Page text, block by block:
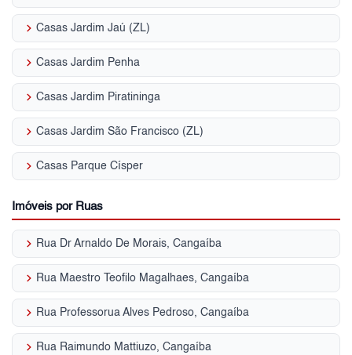
keyboard_arrow_right Casas Jardim Jaú (ZL)
keyboard_arrow_right Casas Jardim Penha
keyboard_arrow_right Casas Jardim Piratininga
keyboard_arrow_right Casas Jardim São Francisco (ZL)
keyboard_arrow_right Casas Parque Císper
Imóveis por Ruas
keyboard_arrow_right Rua Dr Arnaldo De Morais, Cangaíba
keyboard_arrow_right Rua Maestro Teofilo Magalhaes, Cangaíba
keyboard_arrow_right Rua Professorua Alves Pedroso, Cangaíba
keyboard_arrow_right Rua Raimundo Mattiuzo, Cangaíba